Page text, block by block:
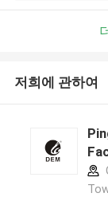
저희에 관하여